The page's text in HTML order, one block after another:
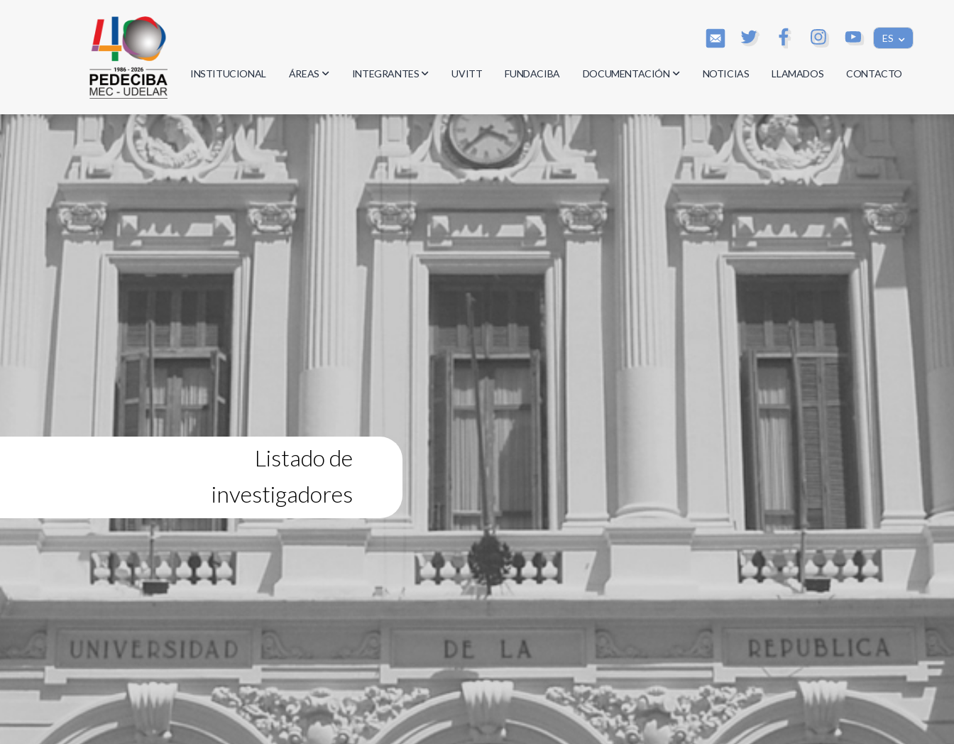
ES
INSTITUCIONAL ÁREAS
Biología
Matemática
INTEGRANTES
Investigadores
Estudiantes
Egresados
UVITT FUNDACIBA DOCUMENTACIÓN
Actas
Documentos
NOTICIAS LLAMADOS CONTACTO
Listado de
investigadores